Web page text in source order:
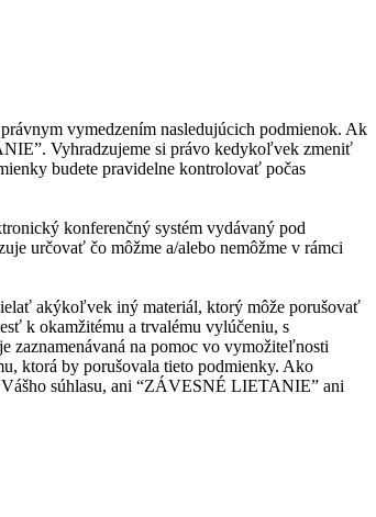
vymedzením nasledujúcich podmienok. Ak
Vyhradzujeme si právo kedykoľvek zmeniť
budete pravidelne kontrolovať počas
konferenčný systém vydávaný pod
určovať čo môžme a/alebo nemôžme v rámci
akýkoľvek iný materiál, ktorý môže porušovať
k okamžitému a trvalému vylúčeniu, s
zaznamenávaná na pomoc vo vymožiteľnosti
ktorá by porušovala tieto podmienky. Ako
Vášho súhlasu, ani “ZÁVESNÉ LIETANIE” ani